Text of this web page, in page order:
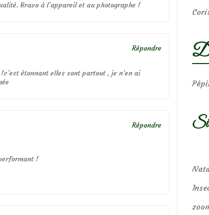
Bravo à l’appareil et au photographe !
étonnant elles sont partout , je n’en ai
Répondre
!
Répondre